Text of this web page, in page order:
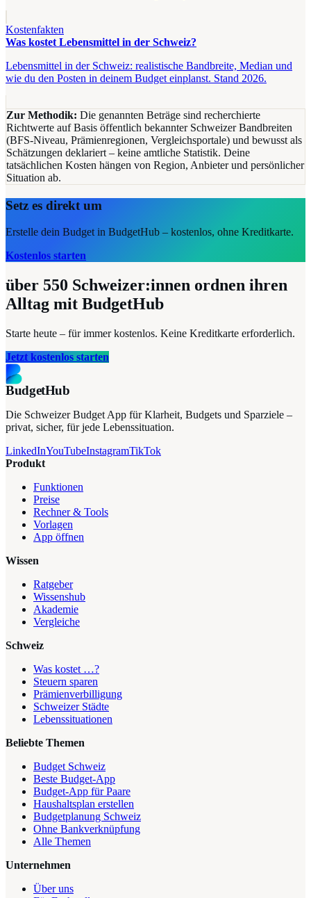
Kostenfakten
Was kostet Lebensmittel in der Schweiz?
Lebensmittel in der Schweiz: realistische Bandbreite, Median und
wie du den Posten in deinem Budget einplanst. Stand 2026.
Zur Methodik: Die genannten Beträge sind recherchierte
Richtwerte auf Basis öffentlich bekannter Schweizer Bandbreiten
(BFS-Niveau, Prämienregionen, Vergleichsportale) und bewusst als
Schätzungen deklariert – keine amtliche Statistik. Deine
tatsächlichen Kosten hängen von Region, Anbieter und persönlicher
Situation ab.
Setz es direkt um
Erstelle dein Budget in BudgetHub – kostenlos, ohne Kreditkarte.
Kostenlos starten
über 550 Schweizer:innen ordnen ihren
Alltag mit BudgetHub
Starte heute – für immer kostenlos. Keine Kreditkarte erforderlich.
Jetzt kostenlos starten
BudgetHub
Die Schweizer Budget App für Klarheit, Budgets und Sparziele –
privat, sicher, für jede Lebenssituation.
LinkedInYouTubeInstagramTikTok
Produkt
Funktionen
Preise
Rechner & Tools
Vorlagen
App öffnen
Wissen
Ratgeber
Wissenshub
Akademie
Vergleiche
Schweiz
Was kostet …?
Steuern sparen
Prämienverbilligung
Schweizer Städte
Lebenssituationen
Beliebte Themen
Budget Schweiz
Beste Budget-App
Budget-App für Paare
Haushaltsplan erstellen
Budgetplanung Schweiz
Ohne Bankverknüpfung
Alle Themen
Unternehmen
Über uns